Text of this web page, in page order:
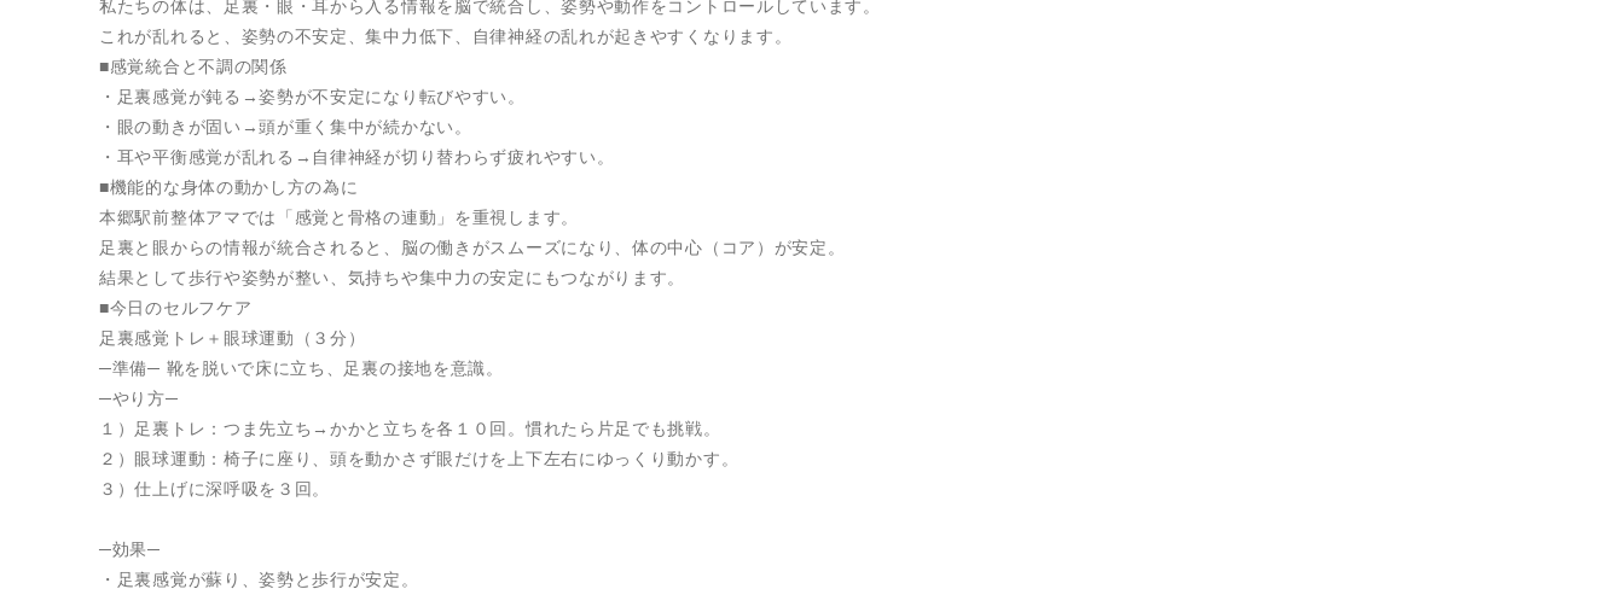
私たちの体は、足裏・眼・耳から入る情報を脳で統合し、姿勢や動作をコントロールしています。
これが乱れると、姿勢の不安定、集中力低下、自律神経の乱れが起きやすくなります。
■感覚統合と不調の関係
・足裏感覚が鈍る→姿勢が不安定になり転びやすい。
・眼の動きが固い→頭が重く集中が続かない。
・耳や平衡感覚が乱れる→自律神経が切り替わらず疲れやすい。
■機能的な身体の動かし方の為に
本郷駅前整体アマでは「感覚と骨格の連動」を重視します。
足裏と眼からの情報が統合されると、脳の働きがスムーズになり、体の中心（コア）が安定。
結果として歩行や姿勢が整い、気持ちや集中力の安定にもつながります。
■今日のセルフケア
足裏感覚トレ＋眼球運動（３分）
─準備─ 靴を脱いで床に立ち、足裏の接地を意識。
─やり方─
１）足裏トレ：つま先立ち→かかと立ちを各１０回。慣れたら片足でも挑戦。
２）眼球運動：椅子に座り、頭を動かさず眼だけを上下左右にゆっくり動かす。
３）仕上げに深呼吸を３回。
─効果─
・足裏感覚が蘇り、姿勢と歩行が安定。